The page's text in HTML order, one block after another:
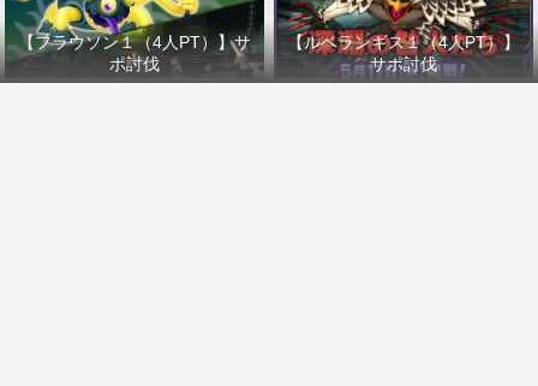
【フラウソン１（4人PT）】サ
ポ討伐
【ルベランギス１（4人PT）】
サポ討伐